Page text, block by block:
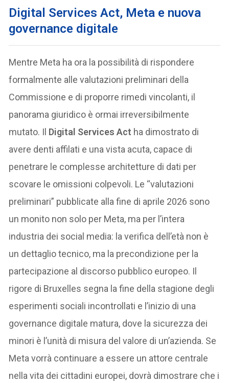
Digital Services Act, Meta e nuova
governance digitale
Mentre Meta ha ora la possibilità di rispondere
formalmente alle valutazioni preliminari della
Commissione e di proporre rimedi vincolanti, il
panorama giuridico è ormai irreversibilmente
mutato. Il Digital Services Act ha dimostrato di
avere denti affilati e una vista acuta, capace di
penetrare le complesse architetture di dati per
scovare le omissioni colpevoli. Le “valutazioni
preliminari” pubblicate alla fine di aprile 2026 sono
un monito non solo per Meta, ma per l’intera
industria dei social media: la verifica dell’età non è
un dettaglio tecnico, ma la precondizione per la
partecipazione al discorso pubblico europeo. Il
rigore di Bruxelles segna la fine della stagione degli
esperimenti sociali incontrollati e l’inizio di una
governance digitale matura, dove la sicurezza dei
minori è l’unità di misura del valore di un’azienda. Se
Meta vorrà continuare a essere un attore centrale
nella vita dei cittadini europei, dovrà dimostrare che i